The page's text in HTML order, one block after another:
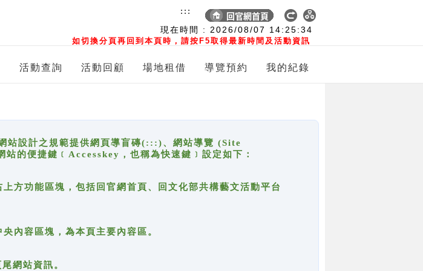
現在時間 : 2026/08/07 14:25:34
如切換分頁再回到本頁時，請按F5取得最新時間及活動資訊
:::
活動查詢 活動回顧 場地租借 導覽預約 我的紀錄
站設計之規範提供網頁導盲磚(:::)、網站導覽 (Site
的便捷鍵﹝Accesskey，也稱為快速鍵﹞設定如下：
能區塊，包括回官網首頁、回文化部共構藝文活動平台
容區塊，為本頁主要內容區。
網站資訊。